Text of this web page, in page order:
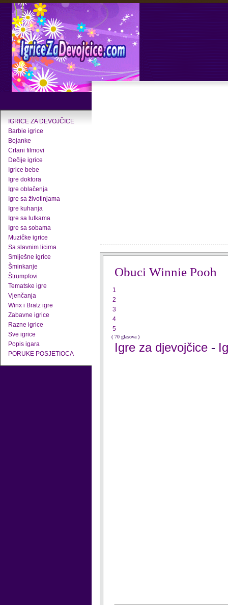
IGRICE ZA DEVOJČICE
Barbie igrice
Bojanke
Crtani filmovi
Dečije igrice
Igrice bebe
Igre doktora
Igre oblačenja
Igre sa životinjama
Igre kuhanja
Igre sa lutkama
Igre sa sobama
Muzičke igrice
Sa slavnim licima
Smiješne igrice
Šminkanje
Štrumpfovi
Tematske igre
Vjenčanja
Winx i Bratz igre
Zabavne igrice
Razne igrice
Sve igrice
Popis igara
PORUKE POSJETIOCA
Obuci Winnie Pooh
1
2
3
4
5
( 70 glasova )
Igre za djevojčice -